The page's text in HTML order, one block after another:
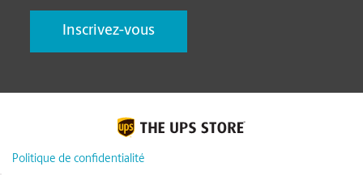
Politique de confidentialité